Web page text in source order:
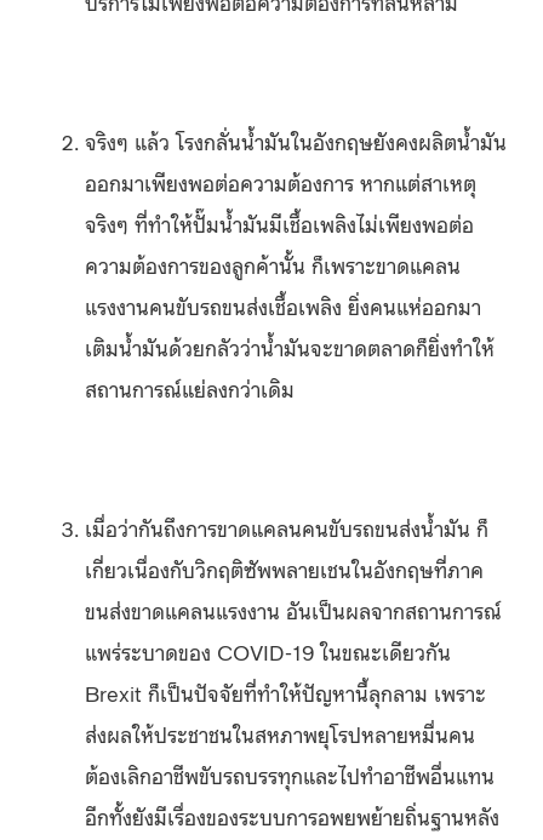
จริงๆ แล้ว โรงกลั่นน้ำมันในอังกฤษยังคงผลิตน้ำมัน
ออกมาเพียงพอต่อความต้องการ หากแต่สาเหตุ
จริงๆ ที่ทำให้ปั๊มน้ำมันมีเชื้อเพลิงไม่เพียงพอต่อ
ความต้องการของลูกค้านั้น ก็เพราะขาดแคลน
แรงงานคนขับรถขนส่งเชื้อเพลิง ยิ่งคนแห่ออกมา
เติมน้ำมันด้วยกลัวว่าน้ำมันจะขาดตลาดก็ยิ่งทำให้
สถานการณ์แย่ลงกว่าเดิม
เมื่อว่ากันถึงการขาดแคลนคนขับรถขนส่งน้ำมัน ก็
เกี่ยวเนื่องกับวิกฤติซัพพลายเชนในอังกฤษที่ภาค
ขนส่งขาดแคลนแรงงาน อันเป็นผลจากสถานการณ์
แพร่ระบาดของ COVID-19 ในขณะเดียวกัน
Brexit ก็เป็นปัจจัยที่ทำให้ปัญหานี้ลุกลาม เพราะ
ส่งผลให้ประชาชนในสหภาพยุโรปหลายหมื่นคน
ต้องเลิกอาชีพขับรถบรรทุกและไปทำอาชีพอื่นแทน
อีกทั้งยังมีเรื่องของระบบการอพยพย้ายถิ่นฐานหลัง